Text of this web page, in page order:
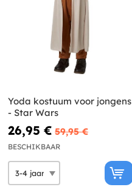
Yoda kostuum voor jongens
- Star Wars
26,95 € 59,95 €
BESCHIKBAAR